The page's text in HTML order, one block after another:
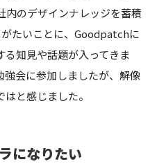
内のデザインナレッジを蓄積
たいことに、Goodpatchに
知見や話題が入ってきま
強会に参加しましたが、解像
と感じました。
になりたい